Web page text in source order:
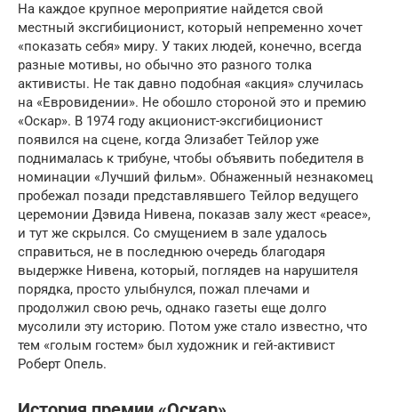
На каждое крупное мероприятие найдется свой
местный эксгибиционист, который непременно хочет
«показать себя» миру. У таких людей, конечно, всегда
разные мотивы, но обычно это разного толка
активисты. Не так давно подобная «акция» случилась
на «Евровидении». Не обошло стороной это и премию
«Оскар». В 1974 году акционист-эксгибиционист
появился на сцене, когда Элизабет Тейлор уже
поднималась к трибуне, чтобы объявить победителя в
номинации «Лучший фильм». Обнаженный незнакомец
пробежал позади представлявшего Тейлор ведущего
церемонии Дэвида Нивена, показав залу жест «peace»,
и тут же скрылся. Со смущением в зале удалось
справиться, не в последнюю очередь благодаря
выдержке Нивена, который, поглядев на нарушителя
порядка, просто улыбнулся, пожал плечами и
продолжил свою речь, однако газеты еще долго
мусолили эту историю. Потом уже стало известно, что
тем «голым гостем» был художник и гей-активист
Роберт Опель.